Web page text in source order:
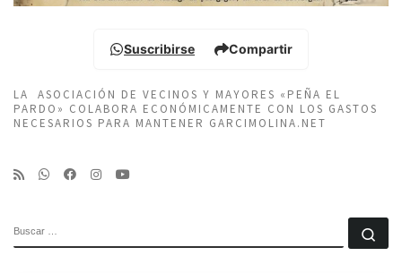
Suscribirse Compartir
LA ASOCIACIÓN DE VECINOS Y MAYORES «PEÑA EL
PARDO» COLABORA ECONÓMICAMENTE CON LOS GASTOS
NECESARIOS PARA MANTENER GARCIMOLINA.NET
BUSCAR